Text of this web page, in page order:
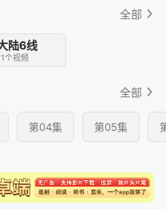
全部
陆6线
个视频
全部
第04集 第05集